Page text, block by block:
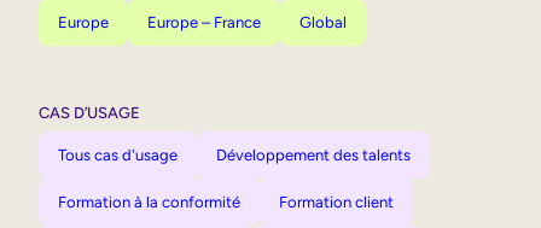
Europe Europe – France Global
CAS D’USAGE
Tous cas d'usage Développement des talents
Formation à la conformité Formation client